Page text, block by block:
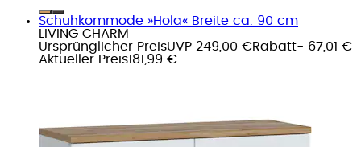
Schuhkommode »Hola« Breite ca. 90 cm
LIVING CHARM
Ursprünglicher PreisUVP 249,00 €Rabatt- 67,01 €
Aktueller Preis181,99 €